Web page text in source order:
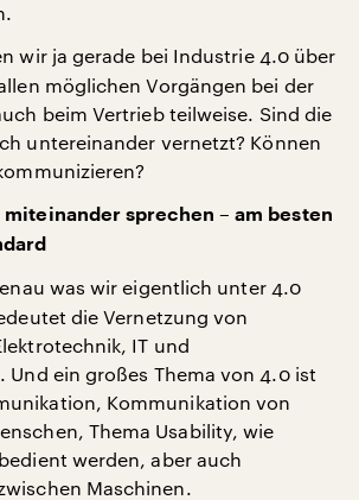
wir ja gerade bei Industrie 4.0 über
möglichen Vorgängen bei der
beim Vertrieb teilweise. Sind die
untereinander vernetzt? Können
miteinander sprechen – am besten
was wir eigentlich unter 4.0
die Vernetzung von
IT und
Und ein großes Thema von 4.0 ist
Kommunikation von
Thema Usability, wie
werden, aber auch
Maschinen.